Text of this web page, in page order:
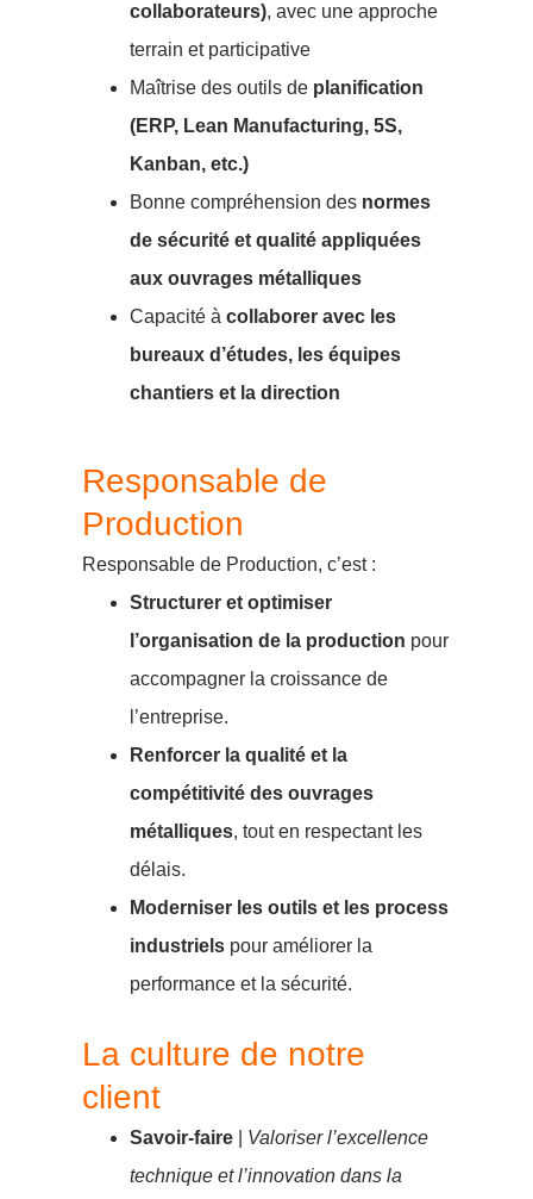
collaborateurs), avec une approche
terrain et participative
Maîtrise des outils de planification
(ERP, Lean Manufacturing, 5S,
Kanban, etc.)
Bonne compréhension des normes
de sécurité et qualité appliquées
aux ouvrages métalliques
Capacité à collaborer avec les
bureaux d’études, les équipes
chantiers et la direction
Responsable de
Production
Responsable de Production, c’est :
Structurer et optimiser
l’organisation de la production pour
accompagner la croissance de
l’entreprise.
Renforcer la qualité et la
compétitivité des ouvrages
métalliques, tout en respectant les
délais.
Moderniser les outils et les process
industriels pour améliorer la
performance et la sécurité.
La culture de notre
client
Savoir-faire
Valoriser l’excellence
technique et l’innovation dans la